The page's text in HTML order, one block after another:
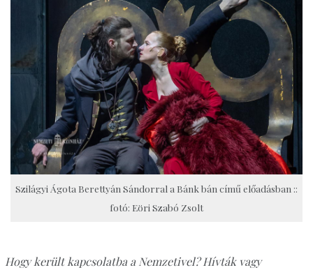
Szilágyi Ágota Berettyán Sándorral a Bánk bán című előadásban ::
fotó: Eöri Szabó Zsolt
Hogy került kapcsolatba a Nemzetivel? Hívták vagy